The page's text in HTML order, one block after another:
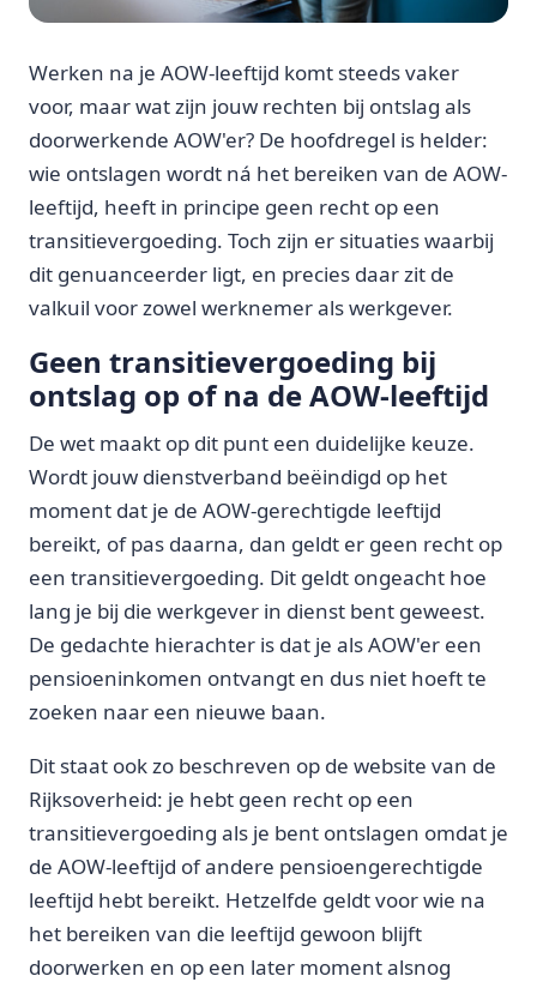
Werken na je AOW-leeftijd komt steeds vaker
voor, maar wat zijn jouw rechten bij ontslag als
doorwerkende AOW'er? De hoofdregel is helder:
wie ontslagen wordt ná het bereiken van de AOW-
leeftijd, heeft in principe geen recht op een
transitievergoeding. Toch zijn er situaties waarbij
dit genuanceerder ligt, en precies daar zit de
valkuil voor zowel werknemer als werkgever.
Geen transitievergoeding bij
ontslag op of na de AOW-leeftijd
De wet maakt op dit punt een duidelijke keuze.
Wordt jouw dienstverband beëindigd op het
moment dat je de AOW-gerechtigde leeftijd
bereikt, of pas daarna, dan geldt er geen recht op
een transitievergoeding. Dit geldt ongeacht hoe
lang je bij die werkgever in dienst bent geweest.
De gedachte hierachter is dat je als AOW'er een
pensioeninkomen ontvangt en dus niet hoeft te
zoeken naar een nieuwe baan.
Dit staat ook zo beschreven op de website van de
Rijksoverheid: je hebt geen recht op een
transitievergoeding als je bent ontslagen omdat je
de AOW-leeftijd of andere pensioengerechtigde
leeftijd hebt bereikt. Hetzelfde geldt voor wie na
het bereiken van die leeftijd gewoon blijft
doorwerken en op een later moment alsnog